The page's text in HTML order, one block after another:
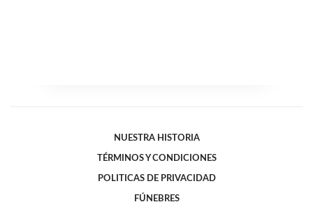
NUESTRA HISTORIA
TÉRMINOS Y CONDICIONES
POLITICAS DE PRIVACIDAD
FÚNEBRES